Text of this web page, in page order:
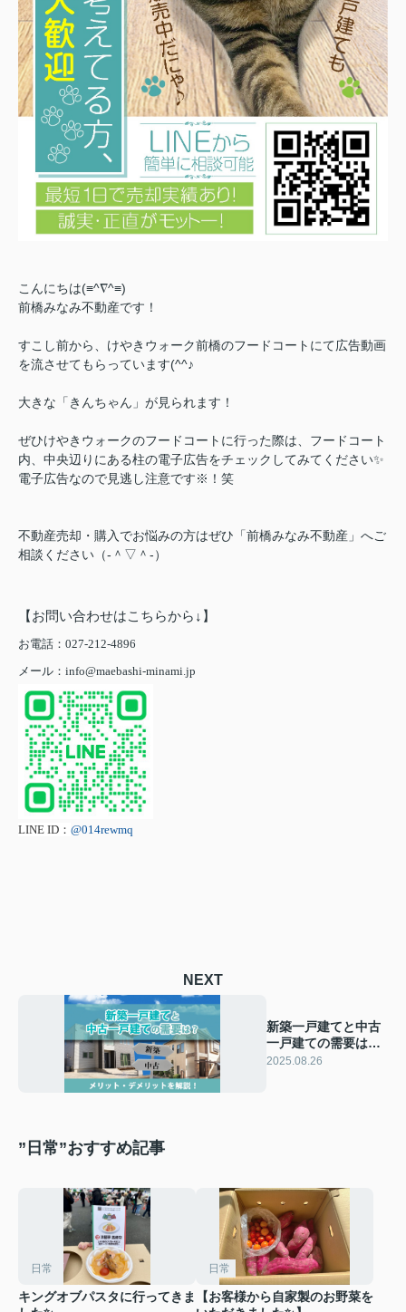
こんにちは(≡^∇^≡)
前橋みなみ不動産です！
すこし前から、けやきウォーク前橋のフードコートにて広告動画
を流させてもらっています(^^♪
大きな「きんちゃん」が見られます！
ぜひけやきウォークのフードコートに行った際は、フードコート
内、中央辺りにある柱の電子広告をチェックしてみてください✨
電子広告なので見逃し注意です※！笑
不動産売却・購入でお悩みの方はぜひ「前橋みなみ不動産」へご
相談ください（‐＾▽＾‐）
【お問い合わせはこちらから↓】
お電話：027-212-4896
メール：info@maebashi-minami.jp
LINE ID： @014rewmq
NEXT
新築一戸建てと中古
一戸建ての需要は？
メリット・デメリッ
2025.08.26
”日常”おすすめ記事
日常
キングオブパスタに行ってきま
日常
【お客様から自家製のお野菜を